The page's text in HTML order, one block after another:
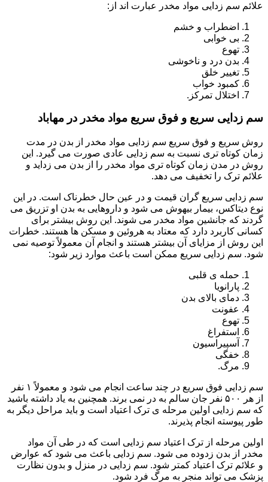
علائم سم زدایی مواد مخدر عبارت اند از:
اضطراب و خشم
بی خوابی
تهوع
بدن درد و ناخوشی
تغییر خلق
کمبود خواب
اختلال تمرکز.
سم زدایی سریع و فوق سریع مواد مخدر در مهاباد
روش سریع و فوق سریع سم زدایی مواد مخدر از بدن در مدت
زمان کوتاه تری نسبت به سم زدایی عادی صورت می گیرد. این
روش در مدن زمان کوتاه تری مواد مخدر را از بدن می زداید و
علائم ترک را تخفیف می دهد.
سم زدایی سریع گران قیمت و در عین حال خطرناک است. در این
نوع دیتاکس، بیمار بیهوش می شود و داروهایی به بدن او تزریق می
گردند که جانشین مواد مخدر می شوند. این روش بیشتر برای
کسانی کاربرد دارد که معتاد به هروئین و مسکن ها هستند. خطرات
این روش از مزایای آن بیشتر هستند و انجام آن معمولاً توصیه نمی
شود. سم زدایی سریع ممکن است باعث موارد زیر شود:
حمله ی قلبی
پارانویا
دمای بالای بدن
عفونت
تهوع
استفراغ
آسپیراسیون
خفگی
مرگ.
سم زدایی فوق سریع در چند ساعت انجام می شود و معمولاً ۱ نفر
از هر ۵۰۰ نفر جان سالم به در نمی برند. همچنین به یاد داشته باشید
که سم زدایی اولین مرحله ی ترک اعتیاد است و باید مراحل دیگر به
طور پیوسته انجام پذیرند.
اولین مرحله از ترک اعتیاد سم زدایی است که در طی آن مواد
مخدر از بدن زدوده می شود. سم زدایی باعث می شود که عوارض
و علائم ترک اعتیاد کمتر شود. سم زدایی در منزل و بدون نظارت
پزشک می تواند منجر به مرگ فرد شود.